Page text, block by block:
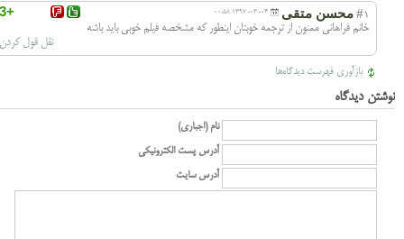
+3 #1 محسن متقی 1397-03-04 00:58
خانم فراهانی ممنون از ترجمه خوبتان اینطور که مشخصه فیلم خوبی باید باشه
نقل قول کردن
بازآوری فهرست دیدگاه‌ها
نوشتن دیدگاه
نام (اجباری)
آدرس پست الکترونیکی
آدرس سایت